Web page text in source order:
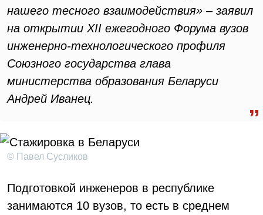
нашего тесного взаимодействия» – заявил
на открытии XII ежегодного Форума вузов
инженерно-технологического профиля
Союзного государства глава
министерства образования Беларуси
Андрей Иванец.
© Павел Сусликов
Подготовкой инженеров в республике
занимаются 10 вузов, то есть в среднем